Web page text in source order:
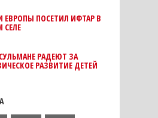
ПОСЕТИЛ ИФТАР В
СЕЛЕ
РАДЕЮТ ЗА
РАЗВИТИЕ ДЕТЕЙ